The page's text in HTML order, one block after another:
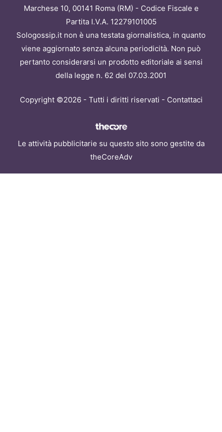
Marchese 10, 00141 Roma (RM) - Codice Fiscale e
Partita I.V.A. 12279101005
Sologossip.it non è una testata giornalistica, in quanto
viene aggiornato senza alcuna periodicità. Non può
pertanto considerarsi un prodotto editoriale ai sensi
della legge n. 62 del 07.03.2001
Copyright ©2026 - Tutti i diritti riservati - Contattaci
Le attività pubblicitarie su questo sito sono gestite da
theCoreAdv